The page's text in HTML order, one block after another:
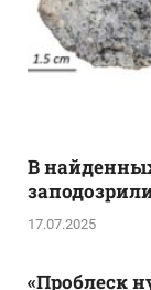
В
17.07.2025
«Проблеск